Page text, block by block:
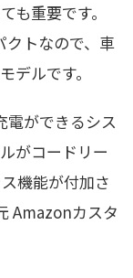
も重要です。
クトなので、車
デルです。
電ができるシス
がコードリー
機能が付加さ
Amazonカスタ